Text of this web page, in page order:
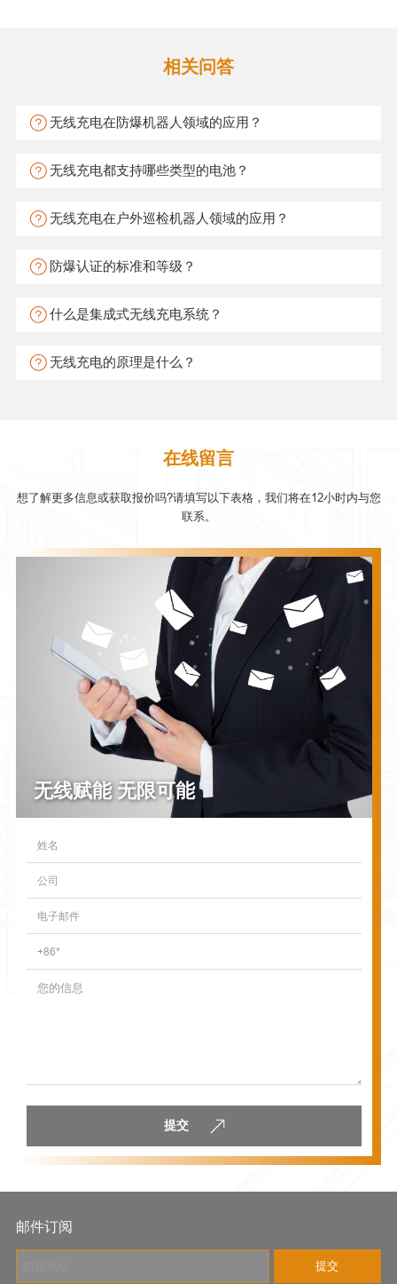
相关问答
无线充电在防爆机器人领域的应用？
无线充电都支持哪些类型的电池？
无线充电在户外巡检机器人领域的应用？
防爆认证的标准和等级？
什么是集成式无线充电系统？
无线充电的原理是什么？
在线留言
想了解更多信息或获取报价吗?请填写以下表格，我们将在12小时内与您
联系。
无线赋能 无限可能
提交
邮件订阅
提交